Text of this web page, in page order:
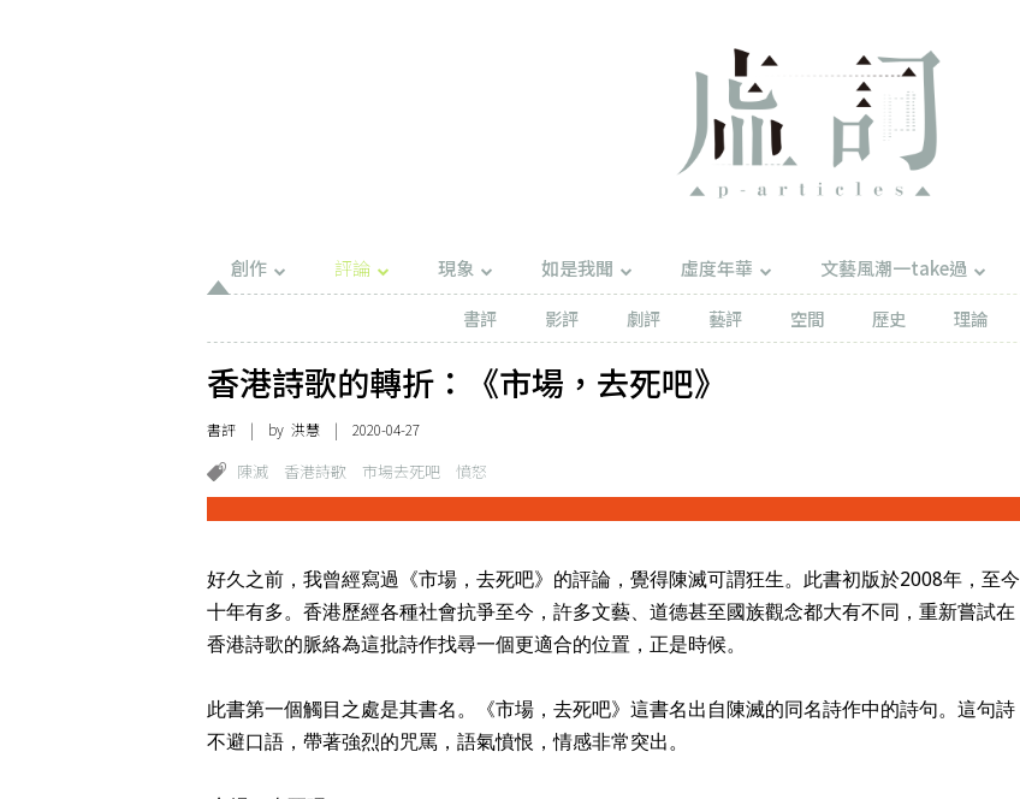
創作 評論 現象 如是我聞 虛度年華 文藝風潮一take過
書評
影評 劇評 藝評 空間 歷史 理論
香港詩歌的轉折：《市場，去死吧》
書評 | by 洪慧 | 2020-04-27
陳滅 香港詩歌 市場去死吧 憤怒
好久之前，我曾經寫過《市場，去死吧》的評論，覺得陳滅可謂狂生。此書初版於2008年，至今
十年有多。香港歷經各種社會抗爭至今，許多文藝、道德甚至國族觀念都大有不同，重新嘗試在
香港詩歌的脈絡為這批詩作找尋一個更適合的位置，正是時候。
此書第一個觸目之處是其書名。《市場，去死吧》這書名出自陳滅的同名詩作中的詩句。這句詩
不避口語，帶著強烈的咒罵，語氣憤恨，情感非常突出。